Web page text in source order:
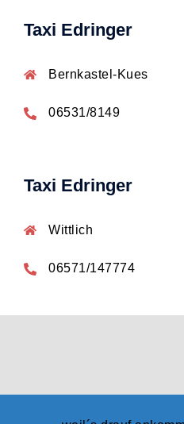
Taxi Edringer
Bernkastel-Kues
06531/8149
Taxi Edringer
Wittlich
06571/147774